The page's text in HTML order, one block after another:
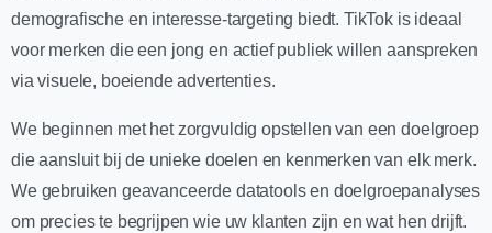
demografische en interesse-targeting biedt. TikTok is ideaal
voor merken die een jong en actief publiek willen aanspreken
via visuele, boeiende advertenties.
We beginnen met het zorgvuldig opstellen van een doelgroep
die aansluit bij de unieke doelen en kenmerken van elk merk.
We gebruiken geavanceerde datatools en doelgroepanalyses
om precies te begrijpen wie uw klanten zijn en wat hen drijft.